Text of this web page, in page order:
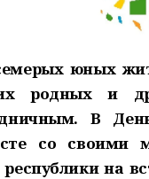
юных
родных и
В
со своими
на